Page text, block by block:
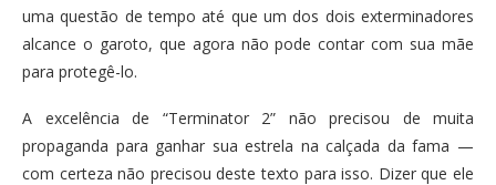
uma questão de tempo até que um dos dois exterminadores
alcance o garoto, que agora não pode contar com sua mãe
para protegê-lo.
A excelência de “Terminator 2” não precisou de muita
propaganda para ganhar sua estrela na calçada da fama —
com certeza não precisou deste texto para isso. Dizer que ele